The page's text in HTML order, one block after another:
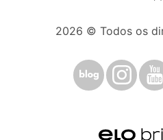
2026 © Todos os